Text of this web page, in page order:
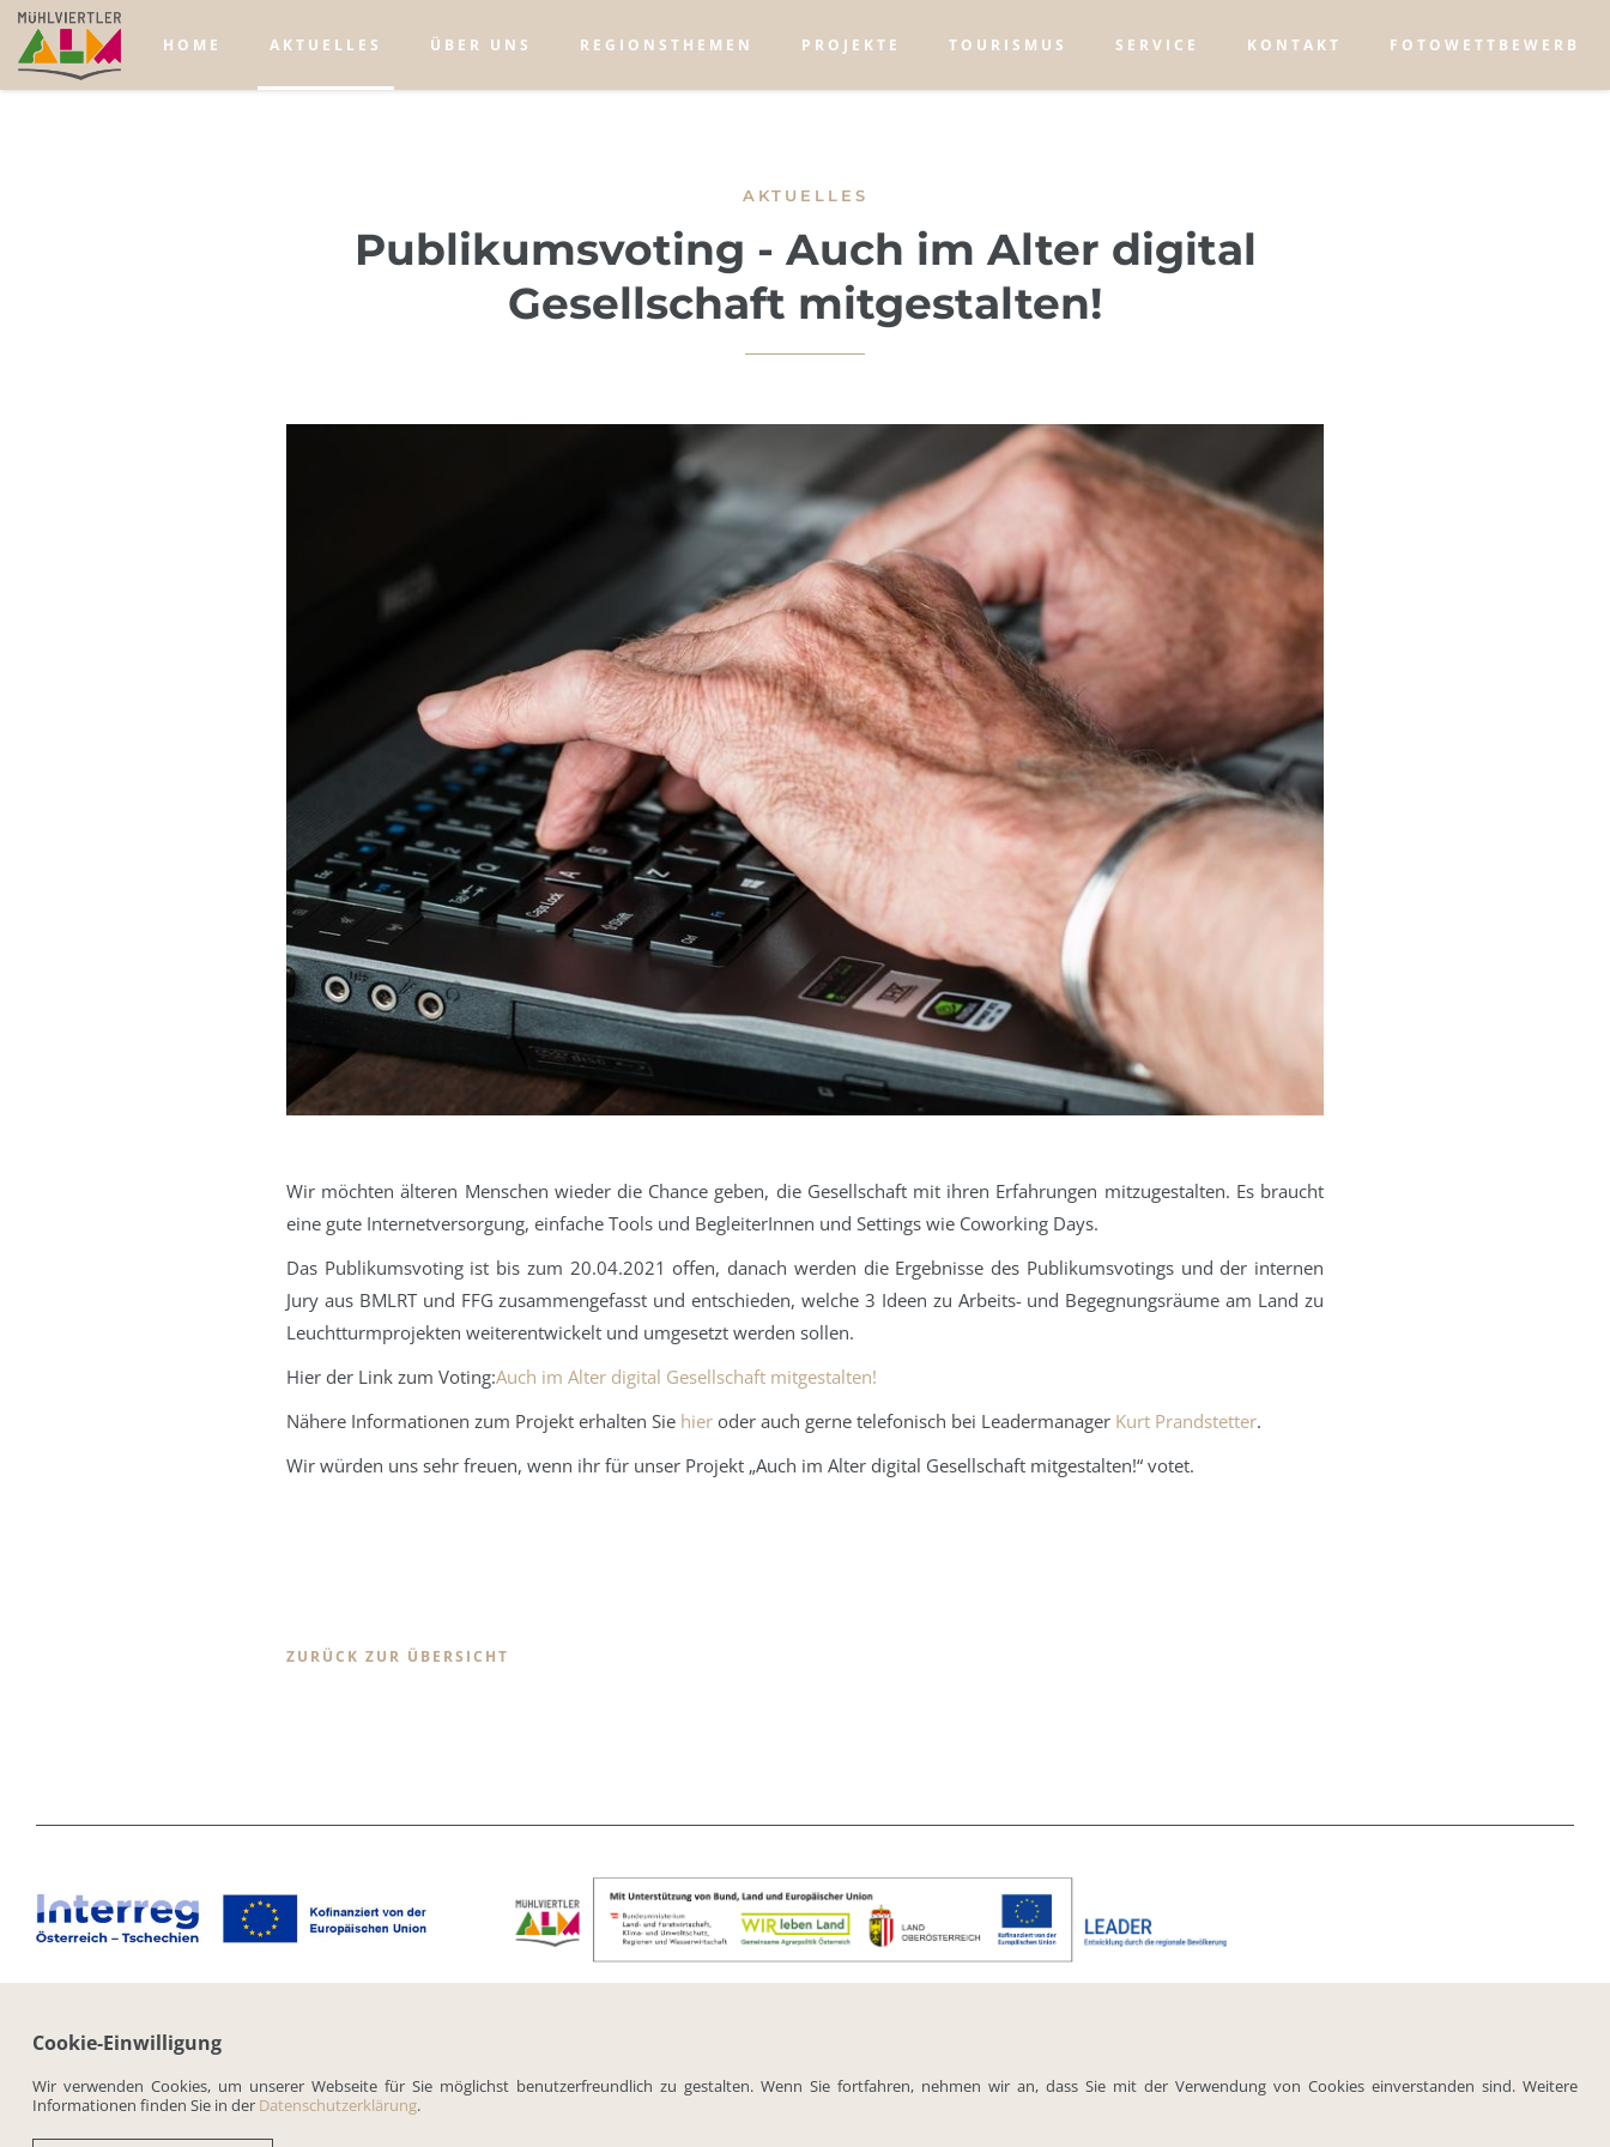
Cookie-Einwilligung
Wir verwenden Cookies, um unserer Webseite für Sie möglichst benutzerfreundlich zu gestalten. Wenn Sie fortfahren, nehmen wir an, dass Sie mit der Verwendung von Cookies einverstanden sind. Weitere
Informationen finden Sie in der Datenschutzerklärung.
HOME AKTUELLES ÜBER UNS REGIONSTHEMEN PROJEKTE TOURISMUS SERVICE KONTAKT FOTOWETTBEWERB
AKTUELLES
Publikumsvoting - Auch im Alter digital
Gesellschaft mitgestalten!
Wir möchten älteren Menschen wieder die Chance geben, die Gesellschaft mit ihren Erfahrungen mitzugestalten. Es braucht
eine gute Internetversorgung, einfache Tools und BegleiterInnen und Settings wie Coworking Days.
Das Publikumsvoting ist bis zum 20.04.2021 offen, danach werden die Ergebnisse des Publikumsvotings und der internen
Jury aus BMLRT und FFG zusammengefasst und entschieden, welche 3 Ideen zu Arbeits- und Begegnungsräume am Land zu
Leuchtturmprojekten weiterentwickelt und umgesetzt werden sollen.
Hier der Link zum Voting:Auch im Alter digital Gesellschaft mitgestalten!
Nähere Informationen zum Projekt erhalten Sie hier oder auch gerne telefonisch bei Leadermanager Kurt Prandstetter.
Wir würden uns sehr freuen, wenn ihr für unser Projekt „Auch im Alter digital Gesellschaft mitgestalten!“ votet.
ZURÜCK ZUR ÜBERSICHT